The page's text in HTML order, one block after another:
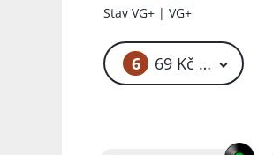
StavVG+ | VG+
6 69 Kč – 199 Kč